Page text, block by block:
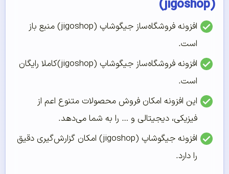
(jigoshop)
افزونه فروشگاه‌ساز جیگوشاپ (jigoshop) منبع باز
است.
افزونه فروشگاه‌ساز جیگوشاپ (jigoshop)کاملا رایگان
است.
این افزونه امکان فروش محصولات متنوع اعم از
فیزیکی، دیجیتالی و … را به شما می‌دهد.
افزونه جیگوشاپ (jigoshop) امکان گزارش‌گیری دقیق
را دارد.